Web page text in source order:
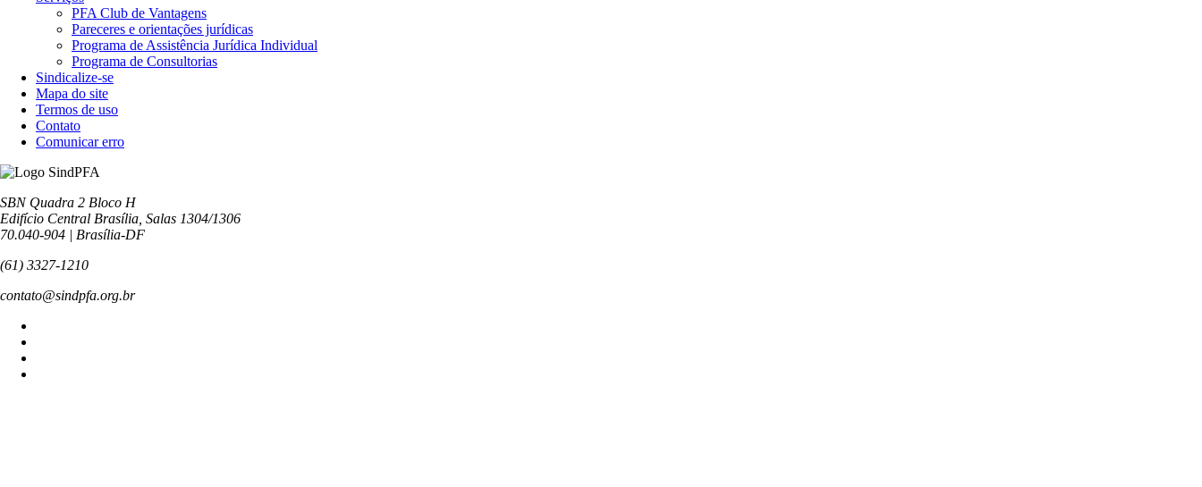
PFA Club de Vantagens
Pareceres e orientações jurídicas
Programa de Assistência Jurídica Individual
Programa de Consultorias
Sindicalize-se
Mapa do site
Termos de uso
Contato
Comunicar erro
SBN Quadra 2 Bloco H
Edifício Central Brasília, Salas 1304/1306
70.040-904 | Brasília-DF
(61) 3327-1210
contato@sindpfa.org.br